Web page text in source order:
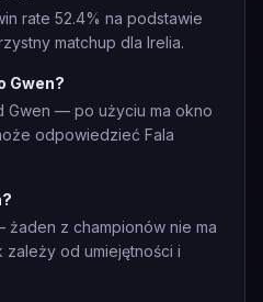
rate 52.4% na podstawie
matchup dla Irelia.
Gwen?
Gwen — po użyciu ma okno
odpowiedzieć Fala
z championów nie ma
od umiejętności i